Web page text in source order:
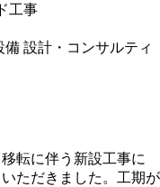
工事
備 設計・コンサルティ
転に伴う新設工事に
ただきました。工期が